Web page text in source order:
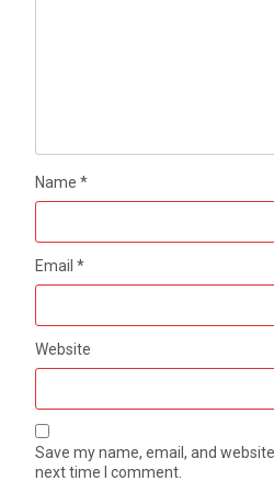
Name*
Email*
Website
Save my name, email, and
next time I comment.